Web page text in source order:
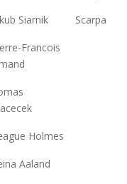
Siarnik Scarpa
Francois
Holmes
Aaland